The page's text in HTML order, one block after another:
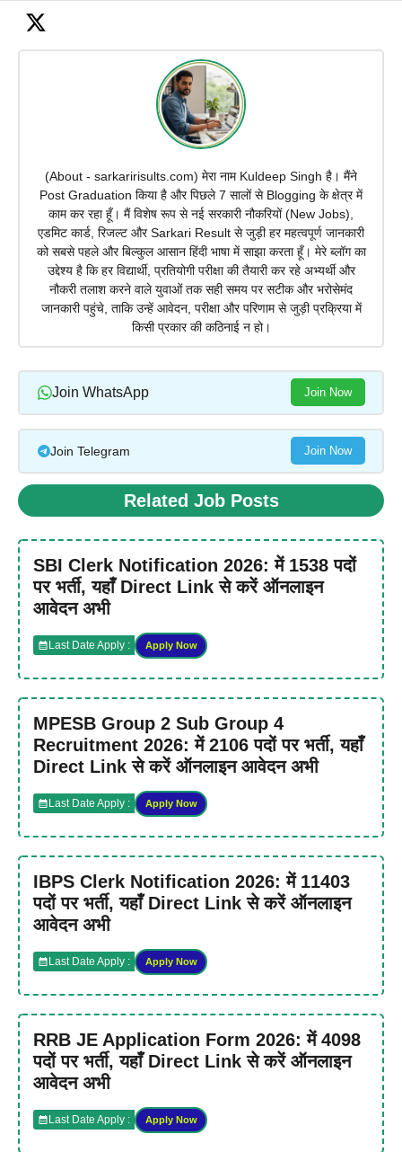
(About - sarkaririsults.com) मेरा नाम Kuldeep Singh है। मैंने
Post Graduation किया है और पिछले 7 सालों से Blogging के क्षेत्र में
काम कर रहा हूँ। मैं विशेष रूप से नई सरकारी नौकरियों (New Jobs),
एडमिट कार्ड, रिजल्ट और Sarkari Result से जुड़ी हर महत्वपूर्ण जानकारी
को सबसे पहले और बिल्कुल आसान हिंदी भाषा में साझा करता हूँ। मेरे ब्लॉग का
उद्देश्य है कि हर विद्यार्थी, प्रतियोगी परीक्षा की तैयारी कर रहे अभ्यर्थी और
नौकरी तलाश करने वाले युवाओं तक सही समय पर सटीक और भरोसेमंद
जानकारी पहुंचे, ताकि उन्हें आवेदन, परीक्षा और परिणाम से जुड़ी प्रक्रिया में
किसी प्रकार की कठिनाई न हो।
Join WhatsApp Join Now
Join Telegram Join Now
Related Job Posts
SBI Clerk Notification 2026: में 1538 पदों
पर भर्ती, यहाँ Direct Link से करें ऑनलाइन
आवेदन अभी
Last Date Apply : Apply Now
MPESB Group 2 Sub Group 4
Recruitment 2026: में 2106 पदों पर भर्ती, यहाँ
Direct Link से करें ऑनलाइन आवेदन अभी
Last Date Apply : Apply Now
IBPS Clerk Notification 2026: में 11403
पदों पर भर्ती, यहाँ Direct Link से करें ऑनलाइन
आवेदन अभी
Last Date Apply : Apply Now
RRB JE Application Form 2026: में 4098
पदों पर भर्ती, यहाँ Direct Link से करें ऑनलाइन
आवेदन अभी
Last Date Apply : Apply Now